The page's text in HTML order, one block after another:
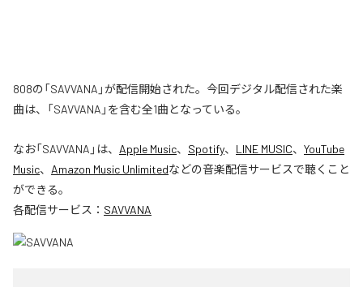
808の「SAVVANA」が配信開始された。今回デジタル配信された楽
曲は、「SAVVANA」を含む全1曲となっている。
なお「SAVVANA 」は、 Apple Music、 Spotify、 LINE MUSIC、 YouTube
Music、 Amazon Music Unlimitedなどの音楽配信サービスで聴くこと
ができる。
各配信サービス： SAVVANA